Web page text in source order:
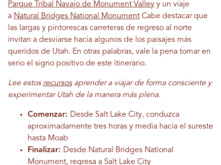
Parque Tribal Navajo de Monument Valley y un viaje
a Natural Bridges National Monument Cabe destacar que
las largas y pintorescas carreteras de regreso al norte
invitan a desviarse hacia algunos de los paisajes más
queridos de Utah. En otras palabras, vale la pena tomar en
serio el signo positivo de este itinerario.
Lee estos recursosaprender a viajar de forma consciente y
experimentar Utah de la manera más plena.
Comenzar: Desde Salt Lake City, conduzca
aproximadamente tres horas y media hacia el sureste
hasta Moab
Finalizar: Desde Natural Bridges National
Monument, regresa a Salt Lake City